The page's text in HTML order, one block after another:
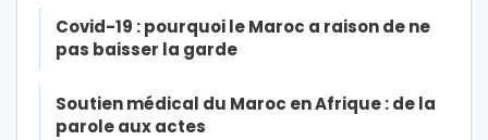
Covid-19 : pourquoi le Maroc a raison de ne
pas baisser la garde
Soutien médical du Maroc en Afrique : de la
parole aux actes